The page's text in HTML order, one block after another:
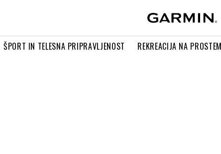
ŠPORT IN TELESNA PRIPRAVLJENOST REKREACIJA NA PROSTEM